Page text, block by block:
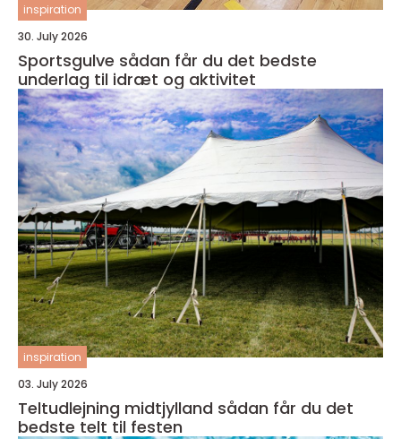
inspiration
30. July 2026
Sportsgulve sådan får du det bedste
underlag til idræt og aktivitet
inspiration
03. July 2026
Teltudlejning midtjylland sådan får du det
bedste telt til festen